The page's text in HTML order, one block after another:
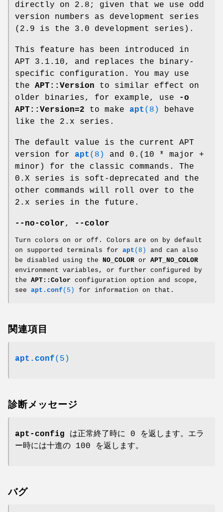
directly on 2.8; given that we use odd
version numbers as development series
(2.9 is the 3.0 development series).
This feature has been introduced in
APT 3.1.10, and replaces the binary-
specific configuration. You may use
the APT::Version to similar effect on
older binaries, for example, use
-o
APT::Version=2 to make apt (8)
behave
like the 2.x series.
The default value is the current APT
version for apt (8)
and 0.(10 * major +
minor) for the classic commands. The
0.X series is soft-deprecated and the
other commands will roll over to the
2.x series in the future.
--no-color, --color
Turn colors on or off. Colors are on by default
on supported terminals for apt (8)
and can also
be disabled using the NO_COLOR or APT_NO_COLOR
environment variables, or further configured by
the APT::Color configuration option and scope,
see apt.conf (5) for information on that.
関連項目
apt.conf(5)
診断メッセージ
apt-config は正常終了時に 0 を返します。エラ
ー時には十進の 100 を返します。
バグ